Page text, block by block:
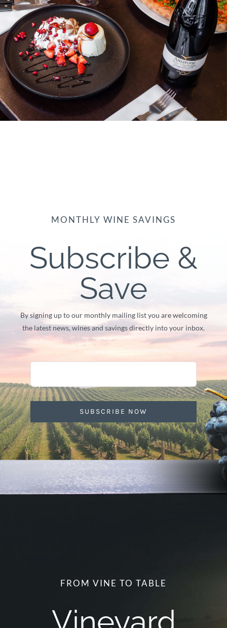
MONTHLY WINE SAVINGS
Subscribe &
Save
By signing up to our monthly mailing list you are welcoming
the latest news, wines and savings directly into your inbox.
SUBSCRIBE NOW
FROM VINE TO TABLE